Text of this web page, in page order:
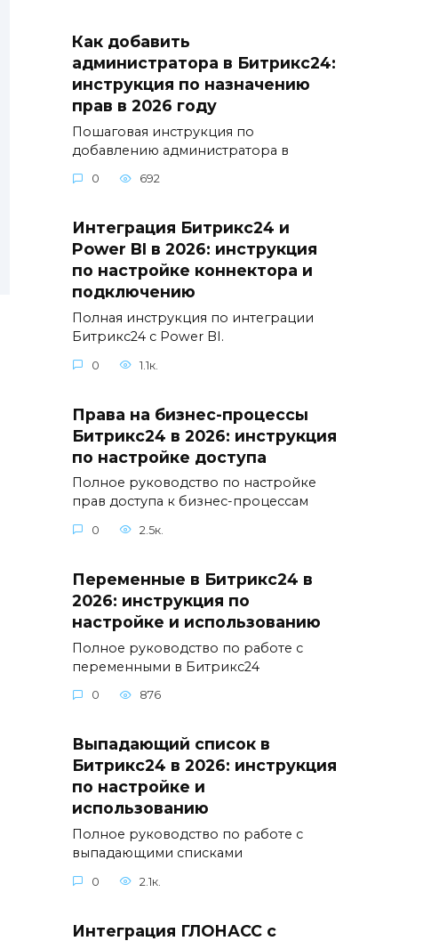
Как добавить
администратора в Битрикс24:
инструкция по назначению
прав в 2026 году
Пошаговая инструкция по
добавлению администратора в
0 692
Интеграция Битрикс24 и
Power BI в 2026: инструкция
по настройке коннектора и
подключению
Полная инструкция по интеграции
Битрикс24 с Power BI.
0 1.1к.
Права на бизнес-процессы
Битрикс24 в 2026: инструкция
по настройке доступа
Полное руководство по настройке
прав доступа к бизнес-процессам
0 2.5к.
Переменные в Битрикс24 в
2026: инструкция по
настройке и использованию
Полное руководство по работе с
переменными в Битрикс24
0 876
Выпадающий список в
Битрикс24 в 2026: инструкция
по настройке и
использованию
Полное руководство по работе с
выпадающими списками
0 2.1к.
Интеграция ГЛОНАСС с